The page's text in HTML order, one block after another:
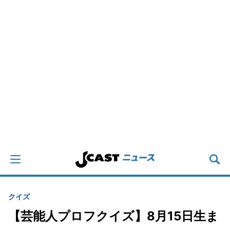
クイズ
【芸能人プロフクイズ】8月15日生ま